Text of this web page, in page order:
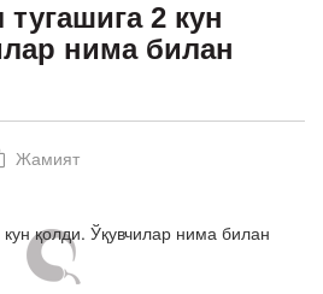
2 кун
нима билан
Жамият